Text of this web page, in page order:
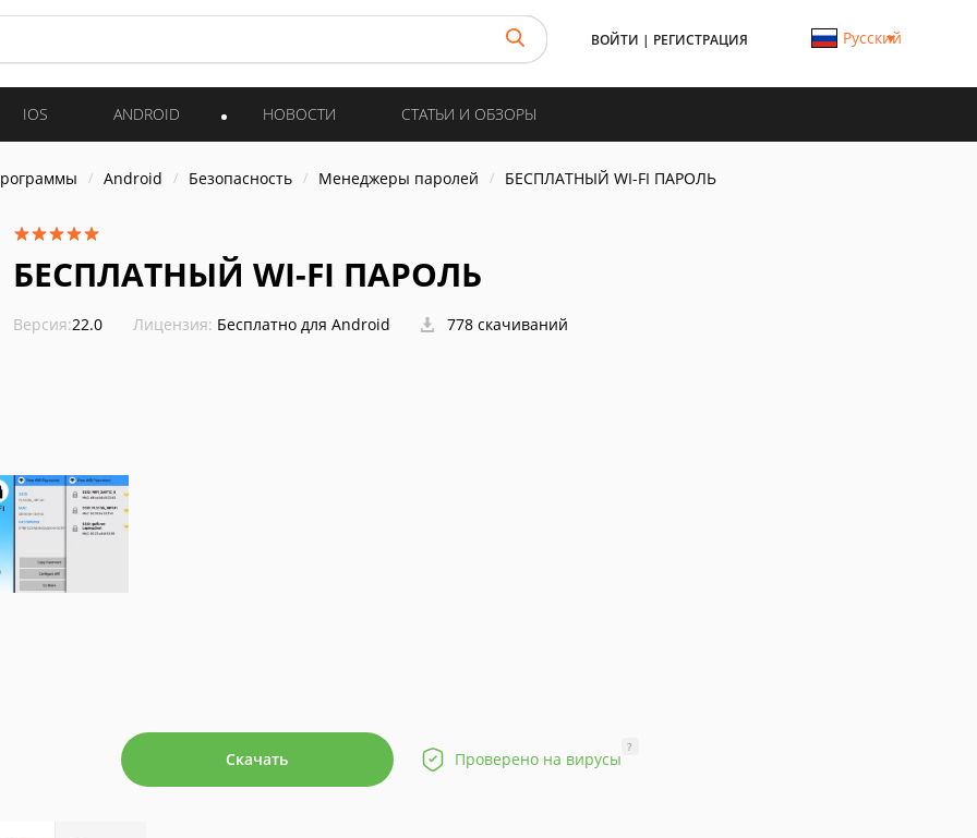
ВОЙТИ | РЕГИСТРАЦИЯ Русский
IOS ANDROID НОВОСТИ СТАТЬИ И ОБЗОРЫ
Android Безопасность Менеджеры паролей БЕСПЛАТНЫЙ WI-FI ПАРОЛЬ
БЕСПЛАТНЫЙ WI-FI ПАРОЛЬ
Версия:22.0 Лицензия: Бесплатно для Android 778 скачиваний
Скачать Проверено на вирусы
?